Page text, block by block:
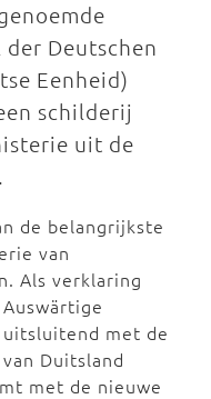
Deutschen
Eenheid)
schilderij
uit de
de belangrijkste
van
Als verklaring
met de
Duitsland
met de nieuwe